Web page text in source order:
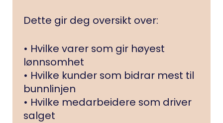
Dette gir deg oversikt over:
• Hvilke varer som gir høyest
lønnsomhet
• Hvilke kunder som bidrar mest til
bunnlinjen
• Hvilke medarbeidere som driver
salget